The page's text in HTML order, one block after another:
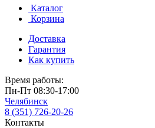
Каталог
Корзина
Доставка
Гарантия
Как купить
Время работы:
Пн-Пт 08:30-17:00
Челябинск
8 (351) 726-20-26
Контакты